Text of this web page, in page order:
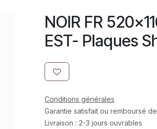
NOIR FR
EST- Plaques
Conditions générales
Garantie satisfait ou remboursé
Livraison : 2-3 jours ouvrables